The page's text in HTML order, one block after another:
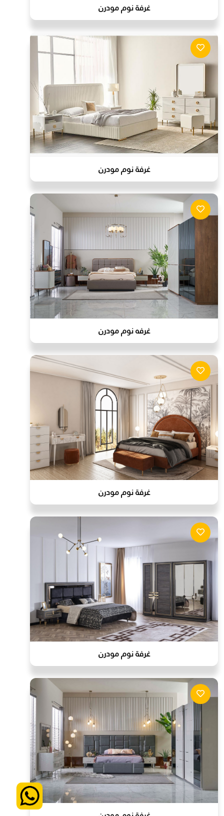
غرفة نوم مودرن
غرفة نوم مودرن
غرفه نوم مودرن
غرفة نوم مودرن
غرفة نوم مودرن